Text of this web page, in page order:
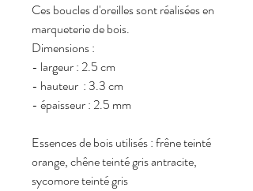
Ces boucles d'oreilles sont réalisées en
marqueterie de bois.
Dimensions :
- largeur : 2.5 cm
- hauteur : 3.3 cm
- épaisseur : 2.5 mm
Essences de bois utilisés : frêne teinté
orange, chêne teinté gris antracite,
sycomore teinté gris